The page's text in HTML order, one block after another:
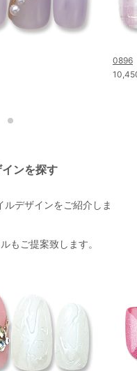
0896
ンを探す
ルデザインをご紹介しま
もご提案致します。